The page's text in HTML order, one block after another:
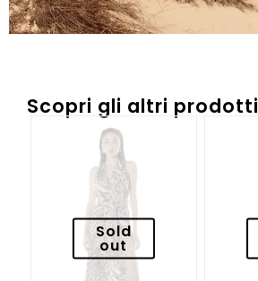
Scopri gli altri prodotti
Sold
out